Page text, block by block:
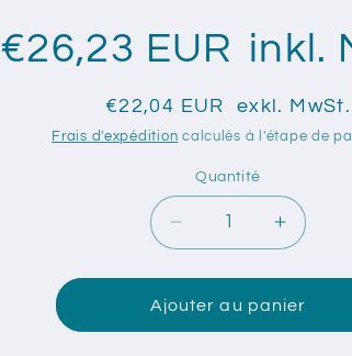
€26,23 EUR inkl.
€22,04 EUR exkl. MwSt.
Frais d'expédition calculés à l'étape de
Quantité
Quantité
Réduire
la
quantité
de
Original
la
de
Original
Ajouter au panier